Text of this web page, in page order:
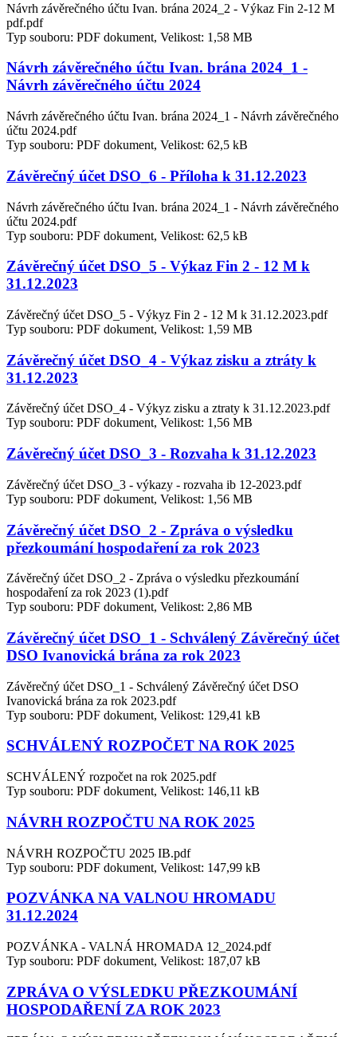
Návrh závěrečného účtu Ivan. brána 2024_2 - Výkaz Fin 2-12 M
pdf.pdf
Typ souboru: PDF dokument, Velikost: 1,58 MB
Návrh závěrečného účtu Ivan. brána 2024_1 -
Návrh závěrečného účtu 2024
Návrh závěrečného účtu Ivan. brána 2024_1 - Návrh závěrečného
účtu 2024.pdf
Typ souboru: PDF dokument, Velikost: 62,5 kB
Závěrečný účet DSO_6 - Příloha k 31.12.2023
Návrh závěrečného účtu Ivan. brána 2024_1 - Návrh závěrečného
účtu 2024.pdf
Typ souboru: PDF dokument, Velikost: 62,5 kB
Závěrečný účet DSO_5 - Výkaz Fin 2 - 12 M k
31.12.2023
Závěrečný účet DSO_5 - Výkyz Fin 2 - 12 M k 31.12.2023.pdf
Typ souboru: PDF dokument, Velikost: 1,59 MB
Závěrečný účet DSO_4 - Výkaz zisku a ztráty k
31.12.2023
Závěrečný účet DSO_4 - Výkyz zisku a ztraty k 31.12.2023.pdf
Typ souboru: PDF dokument, Velikost: 1,56 MB
Závěrečný účet DSO_3 - Rozvaha k 31.12.2023
Závěrečný účet DSO_3 - výkazy - rozvaha ib 12-2023.pdf
Typ souboru: PDF dokument, Velikost: 1,56 MB
Závěrečný účet DSO_2 - Zpráva o výsledku
přezkoumání hospodaření za rok 2023
Závěrečný účet DSO_2 - Zpráva o výsledku přezkoumání
hospodaření za rok 2023 (1).pdf
Typ souboru: PDF dokument, Velikost: 2,86 MB
Závěrečný účet DSO_1 - Schválený Závěrečný účet
DSO Ivanovická brána za rok 2023
Závěrečný účet DSO_1 - Schválený Závěrečný účet DSO
Ivanovická brána za rok 2023.pdf
Typ souboru: PDF dokument, Velikost: 129,41 kB
SCHVÁLENÝ ROZPOČET NA ROK 2025
SCHVÁLENÝ rozpočet na rok 2025.pdf
Typ souboru: PDF dokument, Velikost: 146,11 kB
NÁVRH ROZPOČTU NA ROK 2025
NÁVRH ROZPOČTU 2025 IB.pdf
Typ souboru: PDF dokument, Velikost: 147,99 kB
POZVÁNKA NA VALNOU HROMADU
31.12.2024
POZVÁNKA - VALNÁ HROMADA 12_2024.pdf
Typ souboru: PDF dokument, Velikost: 187,07 kB
ZPRÁVA O VÝSLEDKU PŘEZKOUMÁNÍ
HOSPODAŘENÍ ZA ROK 2023